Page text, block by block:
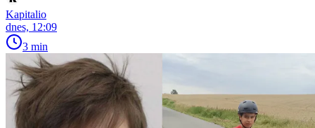
Kapitalio
dnes, 12:09
3 min